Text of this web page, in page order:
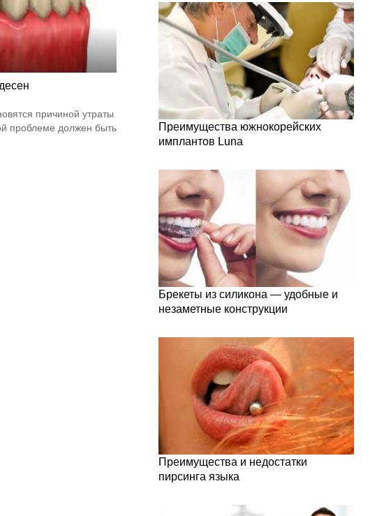
причиной утраты
проблеме должен быть
Преимущества южнокорейских
имплантов Luna
Брекеты из силикона — удобные и
незаметные конструкции
Преимущества и недостатки
пирсинга языка